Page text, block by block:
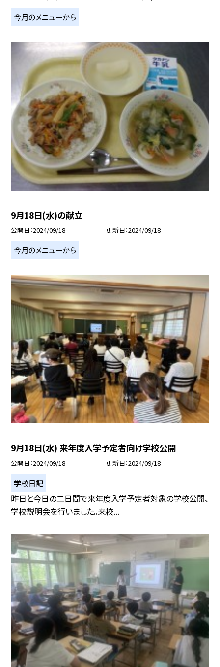
今月のメニューから
9月18日(水)の献立
公開日 2024/09/18 更新日 2024/09/18
今月のメニューから
9月18日(水) 来年度入学予定者向け学校公開
公開日 2024/09/18 更新日 2024/09/18
学校日記
昨日と今日の二日間で来年度入学予定者対象の学校公開、
学校説明会を行いました。来校...